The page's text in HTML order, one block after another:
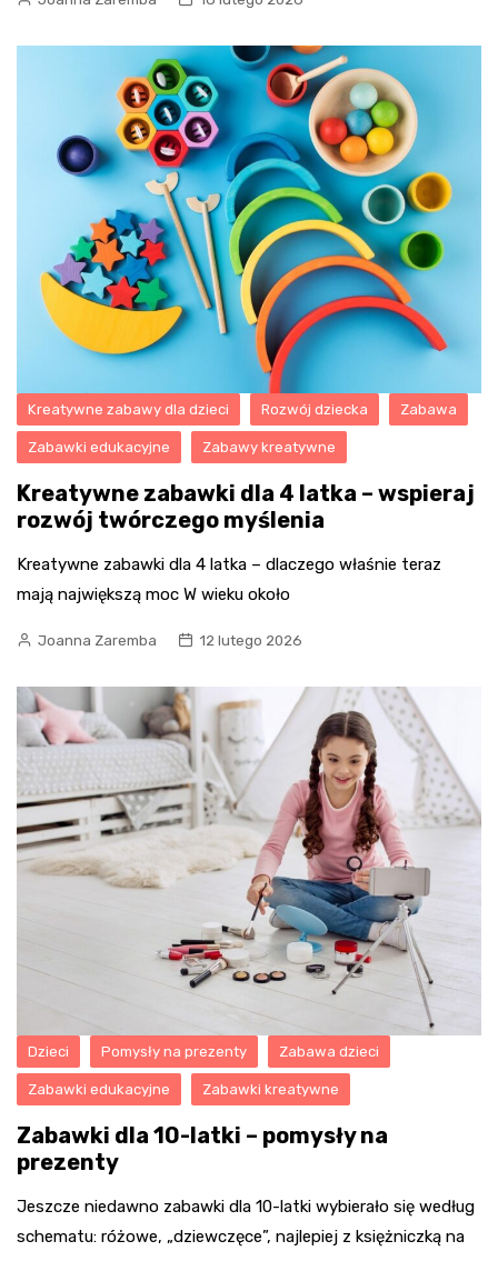
Kreatywne zabawy dla dzieci Rozwój dziecka Zabawa
Zabawki edukacyjne Zabawy kreatywne
Kreatywne zabawki dla 4 latka – wspieraj
rozwój twórczego myślenia
Kreatywne zabawki dla 4 latka – dlaczego właśnie teraz
mają największą moc W wieku około
Joanna Zaremba 12 lutego 2026
Dzieci Pomysły na prezenty Zabawa dzieci
Zabawki edukacyjne Zabawki kreatywne
Zabawki dla 10-latki – pomysły na
prezenty
Jeszcze niedawno zabawki dla 10-latki wybierało się według
schematu: różowe, „dziewczęce”, najlepiej z księżniczką na